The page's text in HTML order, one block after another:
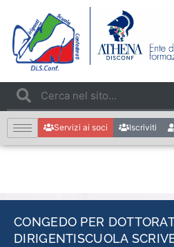
Servizi ai soci Iscriviti
CONGEDO PER
DIRIGENTISCUOLA